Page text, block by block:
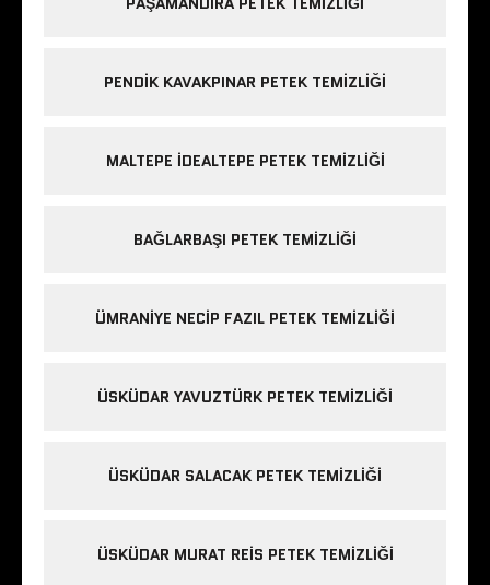
PENDIK KAVAKPINAR PETEK TEMIZLIĞI
MALTEPE IDEALTEPE PETEK TEMIZLIĞI
BAĞLARBAŞI PETEK TEMIZLIĞI
ÜMRANIYE NECIP FAZIL PETEK TEMIZLIĞI
ÜSKÜDAR YAVUZTÜRK PETEK TEMIZLIĞI
ÜSKÜDAR SALACAK PETEK TEMIZLIĞI
ÜSKÜDAR MURAT REIS PETEK TEMIZLIĞI